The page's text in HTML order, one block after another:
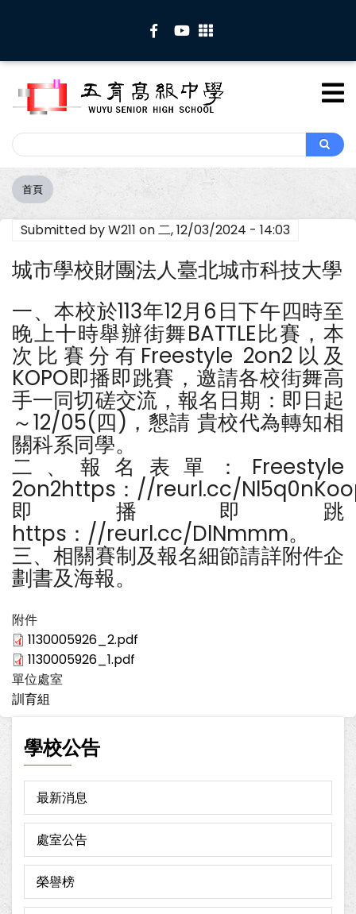
內
Search
Search
導
航
連
首頁
Submitted byW211 on二, 12/03/2024 - 14:03
城市學校財團法人臺北城市科技大學
一、本校於113年12月6日下午四時至
晚上十時舉辦街舞BATTLE比賽，本
次比賽分有Freestyle 2on2以及
KOPO即播即跳賽，邀請各校街舞高
手一同切磋交流，報名日期：即日起
～12/05(四)，懇請 貴校代為轉知相
關科系同學。
二、報名表單：Freestyle
2on2https：//reurl.cc/
即播即跳
https：//reurl.cc/DlNmmm。
三、相關賽制及報名細節請詳附件企
劃書及海報。
附件
1130005926_2.pdf
1130005926_1.pdf
單位處室
訓育組
學校公告
最新消息
處室公告
榮譽榜